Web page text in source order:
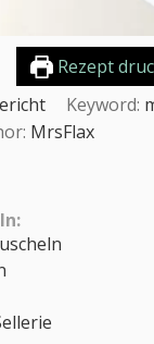
Rezept
Keyword:
MrsFlax